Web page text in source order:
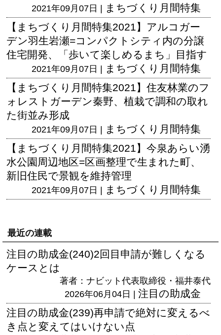
2021年09月07日 | まちづくり月間特集
【まちづくり月間特集2021】アルコガー
デン羽生岩瀬=コンパクトシティ内の分譲
住宅開発、「歩いて楽しめるまち」目指す
2021年09月07日 | まちづくり月間特集
【まちづくり月間特集2021】住友林業のフ
ォレストガーデン秦野、植栽で調和の取れ
た街並み形成
2021年09月07日 | まちづくり月間特集
【まちづくり月間特集2021】今泉あらい湧
水公園周辺地区=区画整理で生まれた町、
新旧住民で景観を維持管理
2021年09月07日 | まちづくり月間特集
最近の連載
注目の助成金(240)2回目申請が難しくなる
ケースとは
著者：ナビット代表取締役・福井泰代
2026年06月04日 | 注目の助成金
注目の助成金(239)再申請で絶対に変えるべ
き点と変えてはいけない点